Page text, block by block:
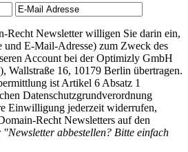
Recht Newsletter willigen Sie darin ein,
und E-Mail-Adresse) zum Zweck des
Account bei der Optimizly GmbH
Wallstraße 16, 10179 Berlin übertragen.
ist Artikel 6 Absatz 1
Datenschutzgrundverordnung
Einwilligung jederzeit widerrufen,
Recht Newsletters auf den
"Newsletter abbestellen? Bitte einfach